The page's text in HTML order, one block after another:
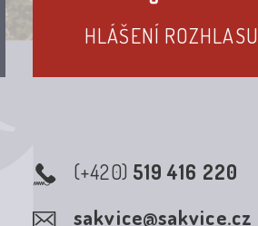
HLÁŠENÍ ROZHLASU
(+420) 519 416 220
sakvice@sakvice.cz